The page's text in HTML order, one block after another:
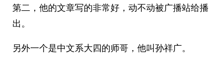
第二，他的文章写的非常好，动不动被广播站给播
出。
另外一个是中文系大四的师哥，他叫孙祥广。